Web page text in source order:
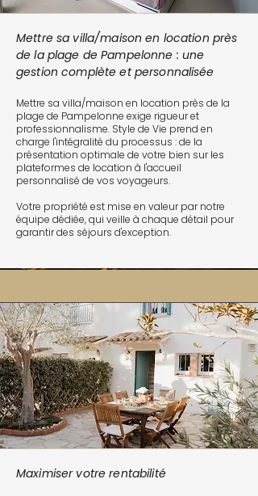
Mettre sa villa/maison en location près
de la plage de Pampelonne : une
gestion complète et personnalisée
Mettre sa villa/maison en location près de la
plage de Pampelonne exige rigueur et
professionnalisme. Style de Vie prend en
charge l'intégralité du processus : de la
présentation optimale de votre bien sur les
plateformes de location à l'accueil
personnalisé de vos voyageurs.
Votre propriété est mise en valeur par notre
équipe dédiée, qui veille à chaque détail pour
garantir des séjours d'exception.
Maximiser votre rentabilité